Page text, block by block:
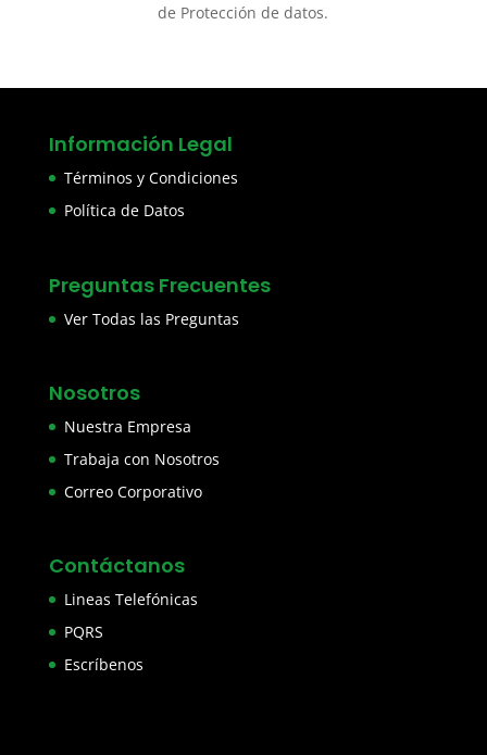
de Protección de datos.
Información Legal
Términos y Condiciones
Política de Datos
Preguntas Frecuentes
Ver Todas las Preguntas
Nosotros
Nuestra Empresa
Trabaja con Nosotros
Correo Corporativo
Contáctanos
Lineas Telefónicas
PQRS
Escríbenos